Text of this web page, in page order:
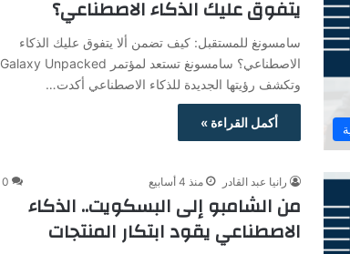
يتفوق عليك الذكاء الاصطناعي؟
سامسونغ للمستقبل: كيف تضمن ألا يتفوق عليك الذكاء
الاصطناعي؟ سامسونغ تستعد لمؤتمر Galaxy Unpacked
وتكشف رؤيتها الجديدة للذكاء الاصطناعي أكدت…
أكمل القراءة »
رانيا عبد القادر منذ 4 أسابيع 0
من الشامبو إلى البسكويت.. الذكاء
الاصطناعي يقود ابتكار المنتجات